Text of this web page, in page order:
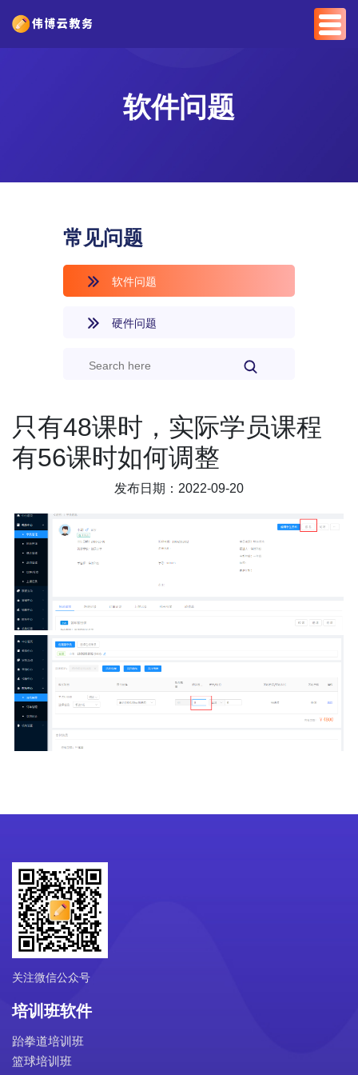
软件问题
常见问题
软件问题
硬件问题
只有48课时，实际学员课程
有56课时如何调整
发布日期：2022-09-20
关注微信公众号
培训班软件
跆拳道培训班
篮球培训班